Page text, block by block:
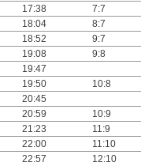
17:38
7:7
18:04
8:7
18:52
9:7
19:08
9:8
19:47
19:50
10:8
20:45
20:59
10:9
21:23
11:9
22:00
11:10
22:57 12:10